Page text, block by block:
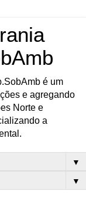
é um
e agregando
Norte e
a
▼
▼